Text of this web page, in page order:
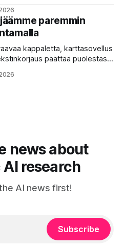
niistä oikein “puhu”
on pienen palapelityön tulos.
kuuluukin mennä. Puhe
jäsenneltyä.
paremmin
kappaletta, karttasovellus
päättää puolestasi,
huomaat itse
news about
research
AI news first!
Subscribe